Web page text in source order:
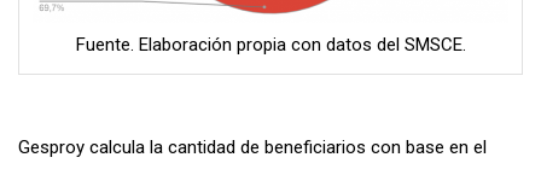
Fuente. Elaboración propia con datos del SMSCE.
Gesproy calcula la cantidad de beneficiarios con base en el